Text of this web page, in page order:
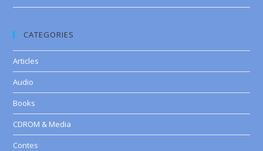
CATEGORIES
Articles
Audio
Books
CDROM & Media
Contes